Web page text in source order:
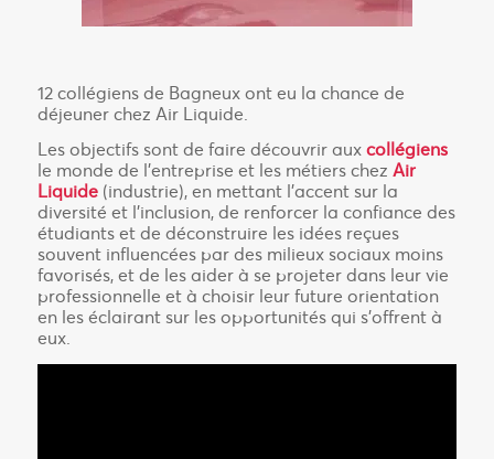
12 collégiens de Bagneux ont eu la chance de
déjeuner chez Air Liquide.
Les objectifs sont de faire découvrir aux collégiens
le monde de l’entreprise et les métiers chez Air
Liquide(industrie), en mettant l’accent sur la
diversité et l’inclusion, de renforcer la confiance des
étudiants et de déconstruire les idées reçues
souvent influencées par des milieux sociaux moins
favorisés, et de les aider à se projeter dans leur vie
professionnelle et à choisir leur future orientation
en les éclairant sur les opportunités qui s’offrent à
eux.